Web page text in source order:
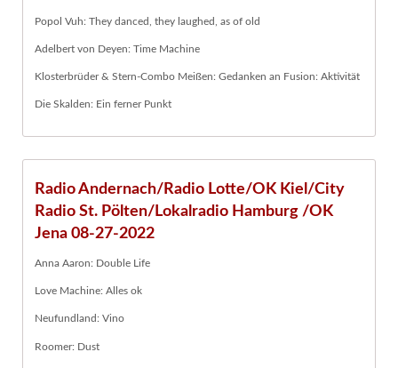
Popol Vuh: They danced, they laughed, as of old
Adelbert von Deyen: Time Machine
Klosterbrüder & Stern-Combo Meißen: Gedanken an Fusion: Aktivität
Die Skalden: Ein ferner Punkt
Radio Andernach/Radio Lotte/OK Kiel/City
Radio St. Pölten/Lokalradio Hamburg /OK
Jena 08-27-2022
Anna Aaron: Double Life
Love Machine: Alles ok
Neufundland: Vino
Roomer: Dust